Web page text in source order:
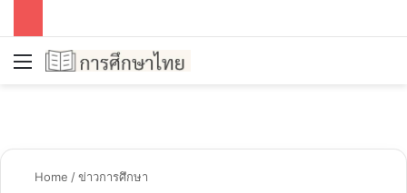
Menu
Home /ข่าวการศึกษา